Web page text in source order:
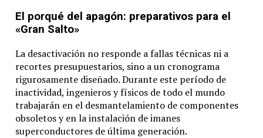
El porqué del apagón: preparativos para el
«Gran Salto»
La desactivación no responde a fallas técnicas ni a
recortes presupuestarios, sino a un cronograma
rigurosamente diseñado. Durante este período de
inactividad, ingenieros y físicos de todo el mundo
trabajarán en el desmantelamiento de componentes
obsoletos y en la instalación de imanes
superconductores de última generación.